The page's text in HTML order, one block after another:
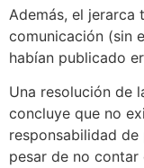
Además, el
comunicación (sin
habían publicado
Una resolución de
concluye que no
responsabilidad
pesar de no contar